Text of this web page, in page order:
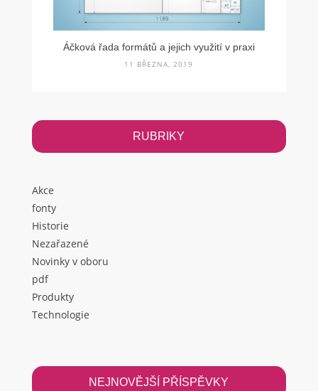
Áčková řada formátů a jejich využití v praxi
11 BŘEZNA, 2019
RUBRIKY
Akce
fonty
Historie
Nezařazené
Novinky v oboru
pdf
Produkty
Technologie
NEJNOVĚJŠÍ PŘÍSPĚVKY